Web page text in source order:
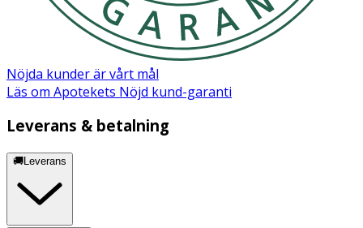
Nöjda kunder är vårt mål
Läs om Apotekets Nöjd kund-garanti
Leverans & betalning
🚚Leverans